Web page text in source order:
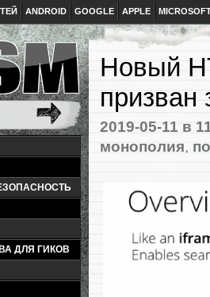
ANDROID GOOGLE APPLE
ДЛЯ ГИКОВ
Новый
2019-05-11 в
монополия,